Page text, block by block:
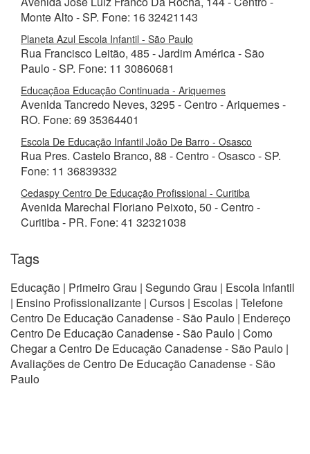
Monte Alto - SP. Fone: 16 32421143
Planeta Azul Escola Infantil - São Paulo
Rua Francisco Leitão, 485 - Jardim América - São
Paulo - SP. Fone: 11 30860681
Educaçãoa Educação Continuada - Ariquemes
Avenida Tancredo Neves, 3295 - Centro - Ariquemes -
RO. Fone: 69 35364401
Escola De Educação Infantil João De Barro - Osasco
Rua Pres. Castelo Branco, 88 - Centro - Osasco - SP.
Fone: 11 36839332
Cedaspy Centro De Educação Profissional - Curitiba
Avenida Marechal Floriano Peixoto, 50 - Centro -
Curitiba - PR. Fone: 41 32321038
Tags
Educação | Primeiro Grau | Segundo Grau | Escola Infantil
| Ensino Profissionalizante | Cursos | Escolas | Telefone
Centro De Educação Canadense - São Paulo | Endereço
Centro De Educação Canadense - São Paulo | Como
Chegar a Centro De Educação Canadense - São Paulo |
Avaliações de Centro De Educação Canadense - São
Paulo